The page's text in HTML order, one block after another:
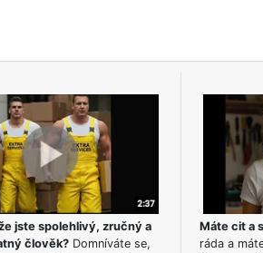
jste spolehlivý, zručný a
člověk?Domníváte se,
Máte cit a
ráda a